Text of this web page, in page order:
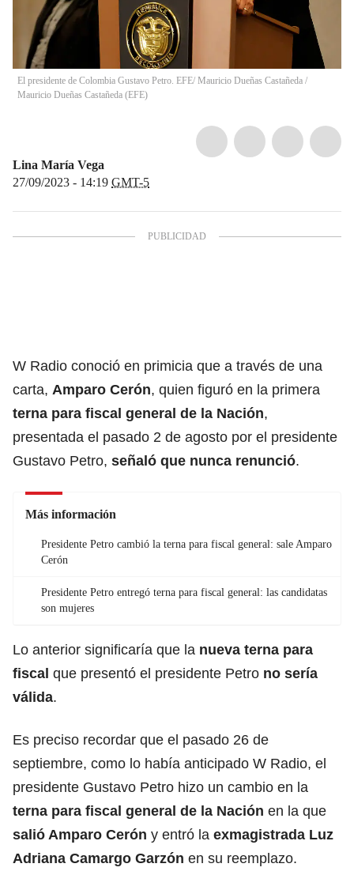
El presidente de Colombia Gustavo Petro. EFE/ Mauricio Dueñas Castañeda /
Mauricio Dueñas Castañeda (EFE)
Lina María Vega
27/09/2023 - 14:19 GMT-5
W Radio conoció en primicia que a través de una
carta, Amparo Cerón, quien figuró en la primera
terna para fiscal general de la Nación,
presentada el pasado 2 de agosto por el presidente
Gustavo Petro, señaló que nunca renunció.
Más información
Presidente Petro cambió la terna para fiscal general: sale Amparo
Cerón
Presidente Petro entregó terna para fiscal general: las candidatas
son mujeres
Lo anterior significaría que la nueva terna para
fiscal que presentó el presidente Petro no sería
válida.
Es preciso recordar que el pasado 26 de
septiembre, como lo había anticipado W Radio, el
presidente Gustavo Petro hizo un cambio en la
terna para fiscal general de la Nación en la que
salió Amparo Cerón y entró la exmagistrada Luz
Adriana Camargo Garzón en su reemplazo.